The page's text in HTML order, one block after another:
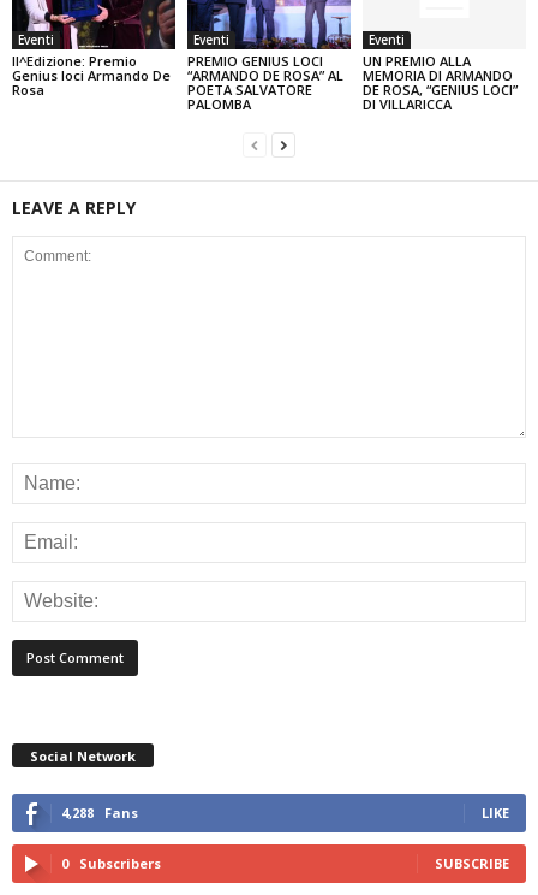
Eventi
II^Edizione: Premio
Genius loci Armando De
Rosa
Eventi
PREMIO GENIUS LOCI
“ARMANDO DE ROSA” AL
POETA SALVATORE
PALOMBA
Eventi
UN PREMIO ALLA
MEMORIA DI ARMANDO
DE ROSA, “GENIUS LOCI”
DI VILLARICCA
LEAVE A REPLY
Social Network
4,288 Fans LIKE
0 Subscribers SUBSCRIBE